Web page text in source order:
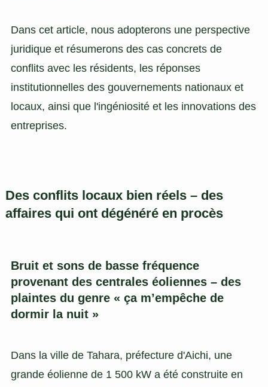
Dans cet article, nous adopterons une perspective
juridique et résumerons des cas concrets de
conflits avec les résidents, les réponses
institutionnelles des gouvernements nationaux et
locaux, ainsi que l'ingéniosité et les innovations des
entreprises.
Des conflits locaux bien réels – des
affaires qui ont dégénéré en procès
Bruit et sons de basse fréquence
provenant des centrales éoliennes – des
plaintes du genre « ça m’empêche de
dormir la nuit »
Dans la ville de Tahara, préfecture d'Aichi, une
grande éolienne de 1 500 kW a été construite en